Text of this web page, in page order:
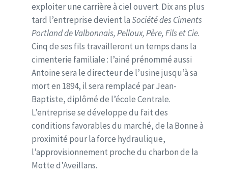
exploiter une carrière à ciel ouvert. Dix ans plus
tard l’entreprise devient laSociété des Ciments
Portland de Valbonnais, Pelloux, Père, Fils et Cie.
Cinq de ses fils travailleront un temps dans la
cimenterie familiale : l’ainé prénommé aussi
Antoine sera le directeur de l’usine jusqu’à sa
mort en 1894, il sera remplacé par Jean-
Baptiste, diplômé de l’école Centrale.
L’entreprise se développe du fait des
conditions favorables du marché, de la Bonne à
proximité pour la force hydraulique,
l’approvisionnement proche du charbon de la
Motte d’Aveillans.